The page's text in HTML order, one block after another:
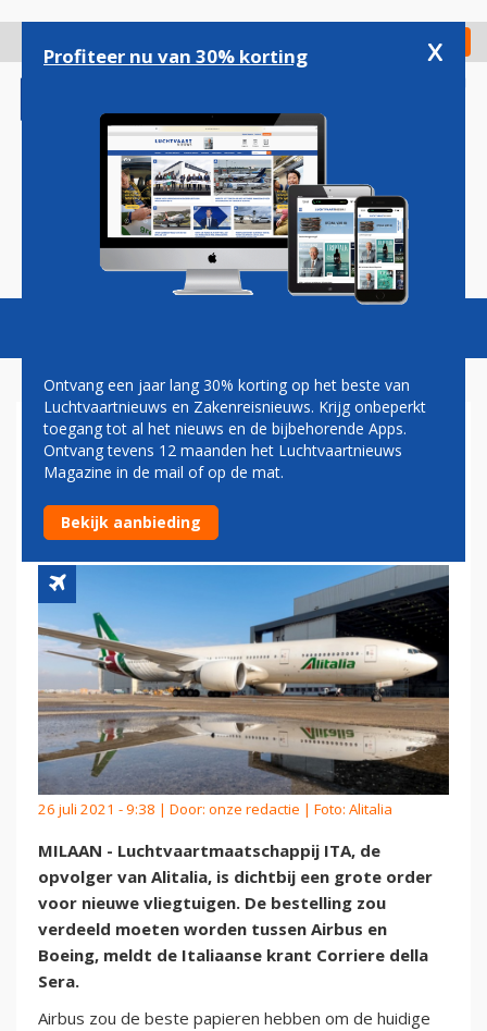
gaan
Check in
Magazine Podcasts Vacatures
ALITALIA-OPVOLGER ITA
DICHTBIJ GROTE ORDER
VOOR NIEUWE VLIEGTUIGEN
26 juli 2021 - 9:38 | Door: onze redactie | Foto: Alitalia
MILAAN - Luchtvaartmaatschappij ITA, de
opvolger van Alitalia, is dichtbij een grote order
voor nieuwe vliegtuigen. De bestelling zou
verdeeld moeten worden tussen Airbus en
Boeing, meldt de Italiaanse krant Corriere della
Sera.
Airbus zou de beste papieren hebben om de huidige
Profiteer nu van 30% korting x
Ontvang een jaar lang 30% korting op het beste van
Luchtvaartnieuws en Zakenreisnieuws. Krijg onbeperkt
toegang tot al het nieuws en de bijbehorende Apps.
Ontvang tevens 12 maanden het Luchtvaartnieuws
Magazine in de mail of op de mat.
Bekijk aanbieding